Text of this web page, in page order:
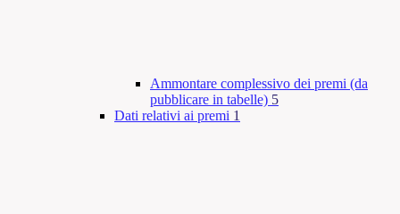
Ammontare complessivo dei premi (da
pubblicare in tabelle) 5
Dati relativi ai premi 1